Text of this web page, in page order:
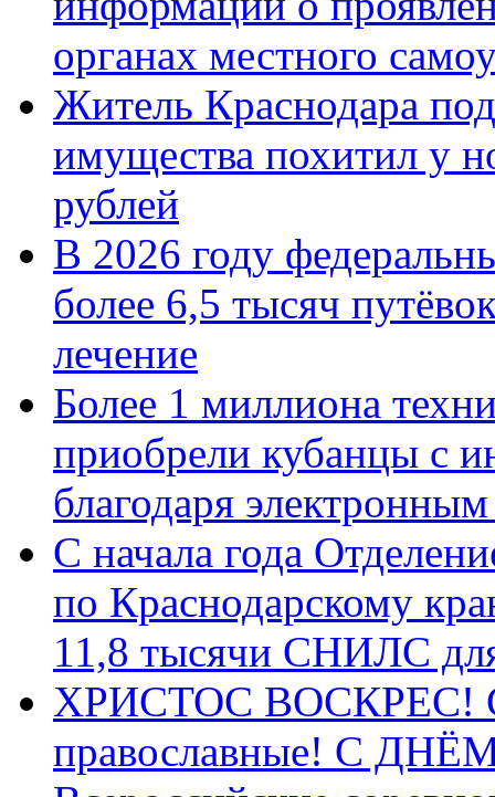
органах местного
Житель Краснодара
имущества похитил у
рублей
В 2026 году
более 6,5 тысяч
лечение
Более 1 миллиона
приобрели кубанцы с
благодаря
С начала года
по Краснодарскому
11,8 тысячи СНИЛС
ХРИСТОС ВОСКРЕС! С
православные! C